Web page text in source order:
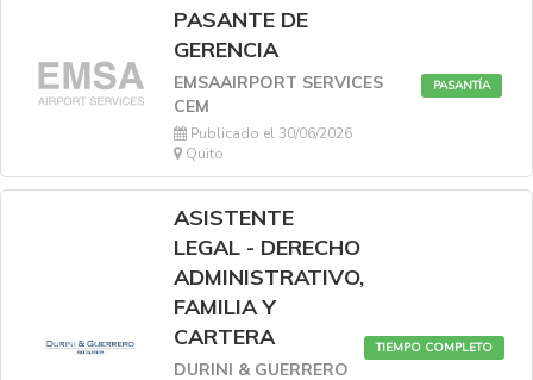
PASANTE DE
GERENCIA
EMSAAIRPORT SERVICES
CEM
Publicado el 30/06/2026
Quito
PASANTÍA
ASISTENTE
LEGAL - DERECHO
ADMINISTRATIVO,
FAMILIA Y
CARTERA
DURINI & GUERRERO
TIEMPO COMPLETO